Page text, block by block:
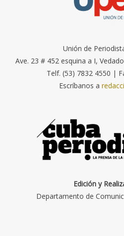
Unión de
Ave. 23 # 452 esquina a I,
Telf. (53) 7832 4550 |
Escríbanos a
Edición y
Departamento de